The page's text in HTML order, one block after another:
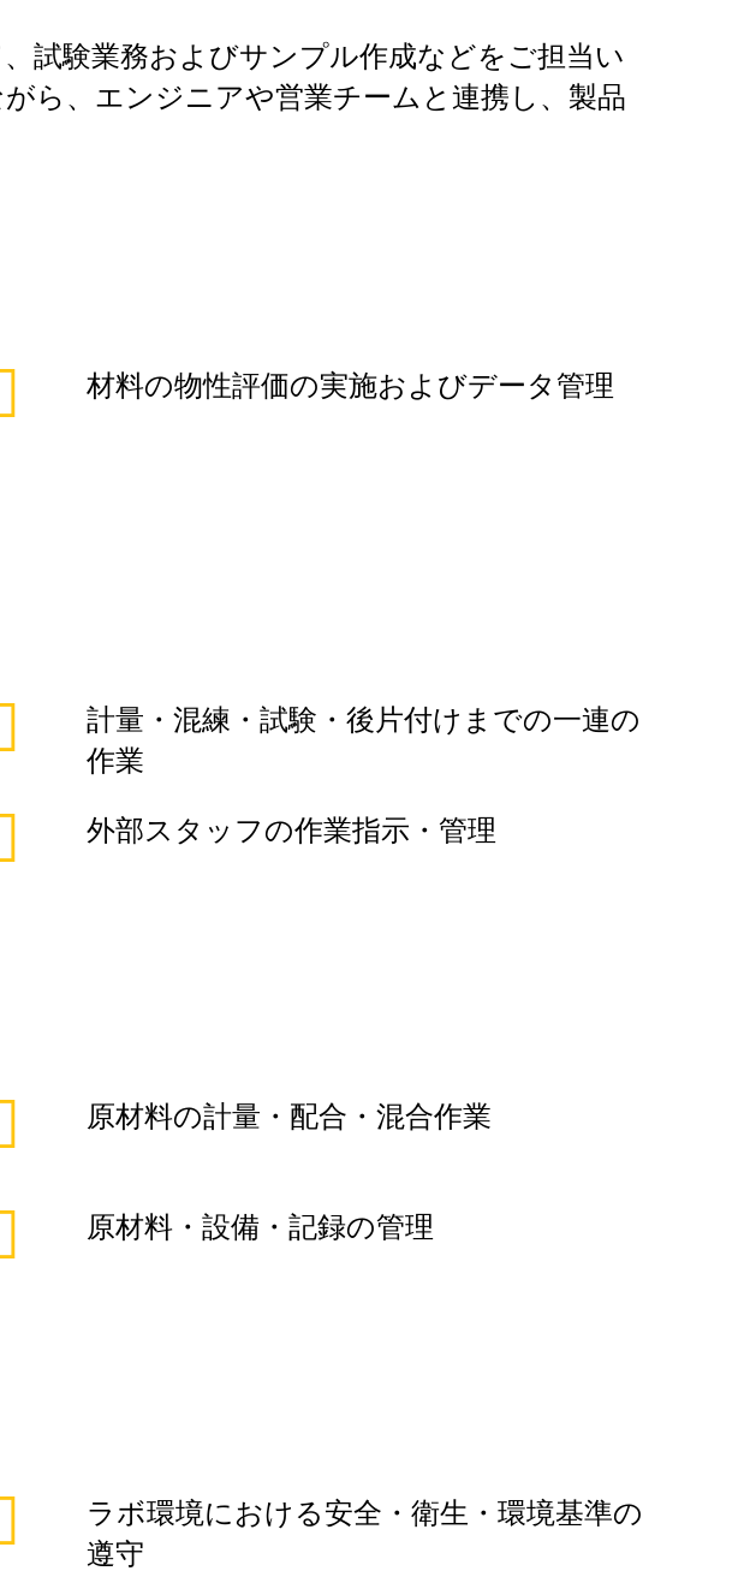
試験業務およびサンプル作成などをご担当い
ら、エンジニアや営業チームと連携し、製品
材料の物性評価の実施およびデータ管理
計量・混練・試験・後片付けまでの一連の
作業
外部スタッフの作業指示・管理
原材料の計量・配合・混合作業
原材料・設備・記録の管理
ラボ環境における安全・衛生・環境基準の
遵守